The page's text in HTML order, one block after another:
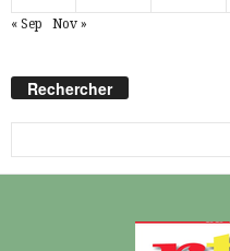
« Sep Nov »
Rechercher